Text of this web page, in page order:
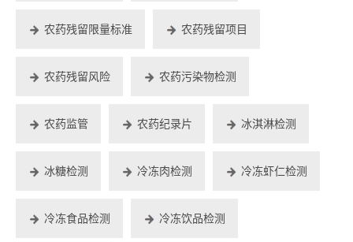
农药残留限量标准 农药残留项目
农药残留风险 农药污染物检测
农药监管 农药纪录片 冰淇淋检测
冰糖检测 冷冻肉检测 冷冻虾仁检测
冷冻食品检测 冷冻饮品检测